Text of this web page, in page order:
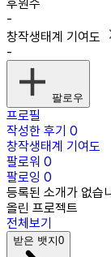
후원수
-
창작생태계 기여도
-
팔로우
프로필
작성한 후기 0
창작생태계 기여도
팔로워 0
팔로잉 0
등록된 소개가 없습
올린 프로젝트
전체보기
받은 뱃지0